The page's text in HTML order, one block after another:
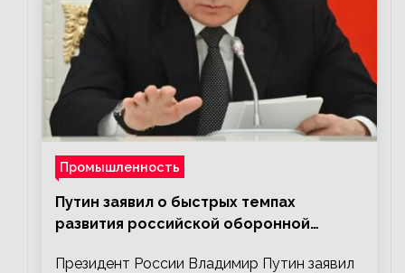
Промышленность
Путин заявил о быстрых темпах
развития российской оборонной
Президент России Владимир Путин заявил